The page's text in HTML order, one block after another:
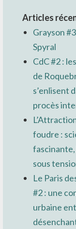
Articles
Grayson
Spyral
CdC #2 :
de
s’enlisent
procès
foudre :
sous
Le Paris
#2 : une
urbaine